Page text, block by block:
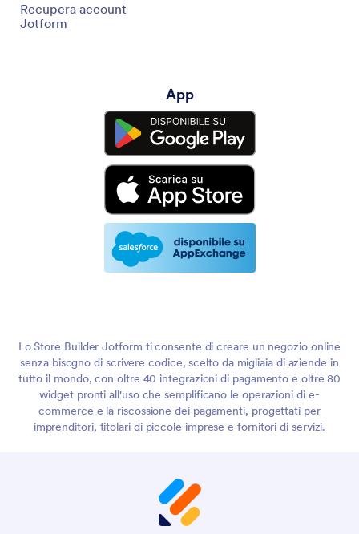
Recupera account
Jotform
App
Lo Store Builder Jotform ti consente di creare un negozio online
senza bisogno di scrivere codice, scelto da migliaia di aziende in
tutto il mondo, con oltre 40 integrazioni di pagamento e oltre 80
widget pronti all'uso che semplificano le operazioni di e-
commerce e la riscossione dei pagamenti, progettati per
imprenditori, titolari di piccole imprese e fornitori di servizi.